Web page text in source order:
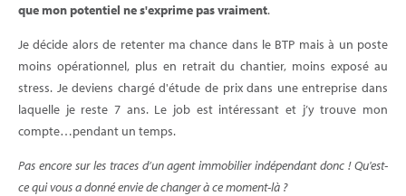
que mon potentiel ne s'exprime pas vraiment.
Je décide alors de retenter ma chance dans le BTP mais à un poste
moins opérationnel, plus en retrait du chantier, moins exposé au
stress. Je deviens chargé d'étude de prix dans une entreprise dans
laquelle je reste 7 ans. Le job est intéressant et j’y trouve mon
compte…pendant un temps.
Pas encore sur les traces d’un agent immobilier indépendant donc ! Qu'est-
ce qui vous a donné envie de changer à ce moment-là ?